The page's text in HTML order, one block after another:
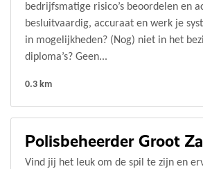
bedrijfsmatige risico’s beoordelen en
besluitvaardig, accuraat en werk je
in mogelijkheden? (Nog) niet in het
diploma’s? Geen...
0.3 km
Polisbeheerder Groot
Vind jij het leuk om de spil te zijn en